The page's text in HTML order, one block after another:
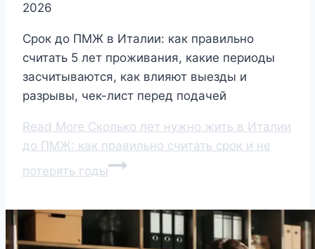
2026
Срок до ПМЖ в Италии: как правильно
считать 5 лет проживания, какие периоды
засчитываются, как влияют выезды и
разрывы, чек-лист перед подачей
Read More Сколько лет нужно жить в Италии
до ПМЖ: как правильно считать срок и не
потерять годы